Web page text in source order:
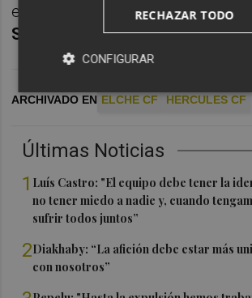
Últimas Noticias
1 Luís Castro: "El equipo debe tener la
no tener miedo a nadie y, cuando
sufrir todos juntos”
2Diakhaby: “La afición debe estar más
con nosotros”
el Rico Pérez para apoyar al
Sarabia
ARCHIVADO EN ELCHE CF HERCULES CF
RECHAZAR TODO
CONFIGURAR